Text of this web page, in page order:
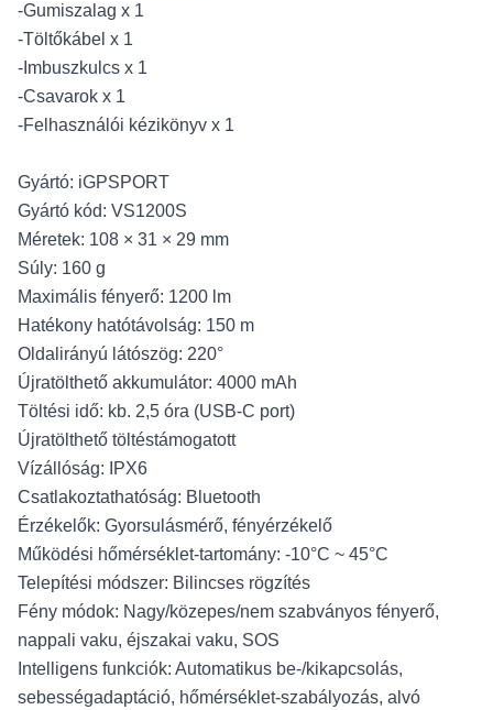
-Gumiszalag x 1
-Töltőkábel x 1
-Imbuszkulcs x 1
-Csavarok x 1
-Felhasználói kézikönyv x 1
Gyártó: iGPSPORT
Gyártó kód: VS1200S
Méretek: 108 × 31 × 29 mm
Súly: 160 g
Maximális fényerő: 1200 lm
Hatékony hatótávolság: 150 m
Oldalirányú látószög: 220°
Újratölthető akkumulátor: 4000 mAh
Töltési idő: kb. 2,5 óra (USB-C port)
Újratölthető töltéstámogatott
Vízállóság: IPX6
Csatlakoztathatóság: Bluetooth
Érzékelők: Gyorsulásmérő, fényérzékelő
Működési hőmérséklet-tartomány: -10°C ~ 45°C
Telepítési módszer: Bilincses rögzítés
Fény módok: Nagy/közepes/nem szabványos fényerő,
nappali vaku, éjszakai vaku, SOS
Intelligens funkciók: Automatikus be-/kikapcsolás,
sebességadaptáció, hőmérséklet-szabályozás, alvó